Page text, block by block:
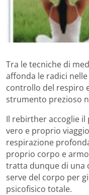
Tra le tecniche di
affonda le radici
controllo del respiro
strumento prezioso
Il rebirther accoglie il
vero e proprio
respirazione
proprio corpo e
tratta dunque di una
serve del corpo per
psicofisico totale.